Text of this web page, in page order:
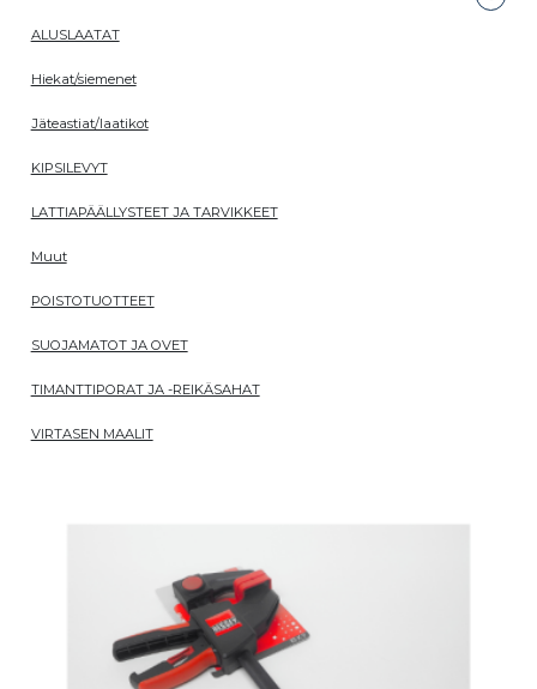
ALUSLAATAT
Hiekat/siemenet
Jäteastiat/laatikot
KIPSILEVYT
LATTIAPÄÄLLYSTEET JA TARVIKKEET
Muut
POISTOTUOTTEET
SUOJAMATOT JA OVET
TIMANTTIPORAT JA -REIKÄSAHAT
VIRTASEN MAALIT